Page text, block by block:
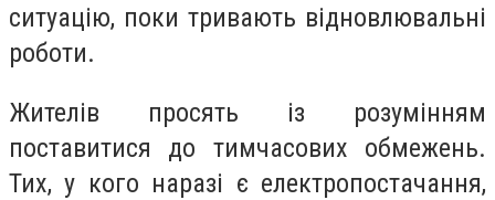
ситуацію, поки тривають відновлювальні
роботи.
Жителів просять із розумінням
поставитися до тимчасових обмежень.
Тих, у кого наразі є електропостачання,